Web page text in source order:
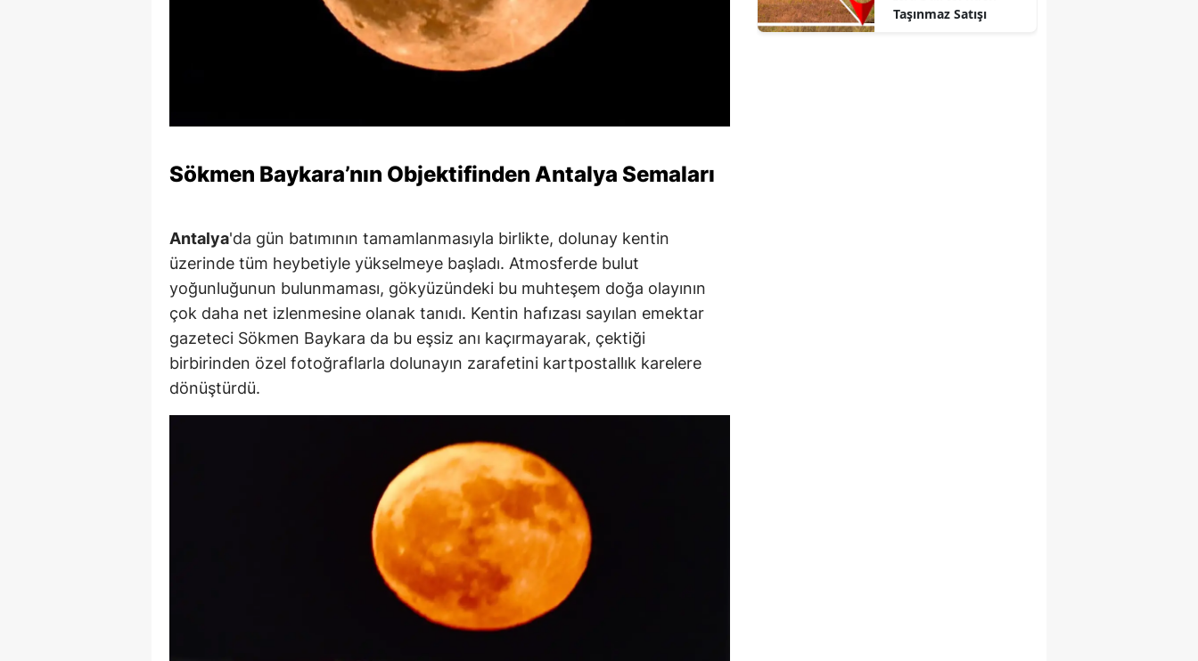
Sökmen Baykara’nın Objektifinden Antalya Semaları
Antalya'da gün batımının tamamlanmasıyla birlikte, dolunay kentin
üzerinde tüm heybetiyle yükselmeye başladı. Atmosferde bulut
yoğunluğunun bulunmaması, gökyüzündeki bu muhteşem doğa olayının
çok daha net izlenmesine olanak tanıdı. Kentin hafızası sayılan emektar
gazeteci Sökmen Baykara da bu eşsiz anı kaçırmayarak, çektiği
birbirinden özel fotoğraflarla dolunayın zarafetini kartpostallık karelere
dönüştürdü.
Taşınmaz Satışı